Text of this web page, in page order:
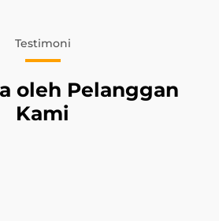
Testimoni
oleh Pelanggan
Kami